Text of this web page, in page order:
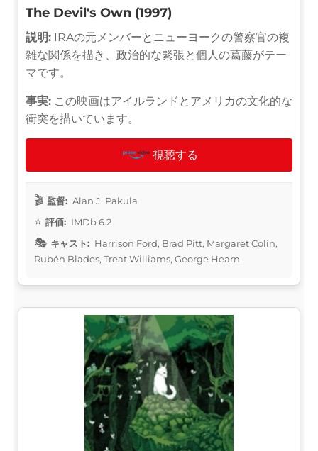
The Devil's Own (1997)
説明: IRAの元メンバーとニューヨークの警察官の複
雑な関係を描き、政治的な緊張と個人の葛藤がテー
マです。
事実: この映画はアイルランドとアメリカの文化的な
衝突を描いています。
視聴する
監督: Alan J. Pakula
評価: IMDb 6.2
キャスト: Harrison Ford, Brad Pitt, Margaret Colin,
Rubén Blades, Treat Williams, George Hearn